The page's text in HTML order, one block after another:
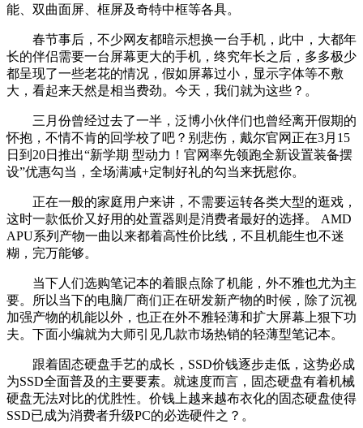
能、双曲面屏、框屏及奇特中框等各具。
春节事后，不少网友都暗示想换一台手机，此中，大都年
长的伴侣需要一台屏幕更大的手机，终究年长之后，多多极少
都呈现了一些老花的情况，假如屏幕过小，显示字体等不敷
大，看起来天然是相当费劲。今天，我们就为这些？。
三月份曾经过去了一半，泛博小伙伴们也曾经离开假期的
怀抱，不情不肯的回学校了吧？别悲伤，戴尔官网正在3月15
日到20日推出“新学期 型动力！官网率先领跑全新设置装备摆
设”优惠勾当，全场满减+定制好礼的勾当来抚慰你。
正在一般的家庭用户来讲，不需要运转各类大型的逛戏，
这时一款低价又好用的处置器则是消费者最好的选择。 AMD
APU系列产物一曲以来都着高性价比线，不且机能生也不迷
糊，完万能够。
当下人们选购笔记本的着眼点除了机能，外不雅也尤为主
要。所以当下的电脑厂商们正在研发新产物的时候，除了沉视
加强产物的机能以外，也正在外不雅轻薄和扩大屏幕上狠下功
夫。下面小编就为大师引见几款市场热销的轻薄型笔记本。
跟着固态硬盘手艺的成长，SSD价钱逐步走低，这势必成
为SSD全面普及的主要要素。就速度而言，固态硬盘有着机械
硬盘无法对比的优胜性。价钱上越来越布衣化的固态硬盘使得
SSD已成为消费者升级PC的必选硬件之？。